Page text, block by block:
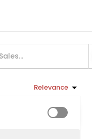
Relevance